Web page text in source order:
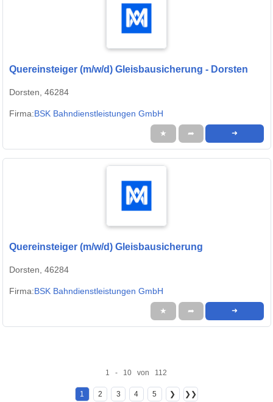
Quereinsteiger (m/w/d) Gleisbausicherung - Dorsten
Dorsten, 46284
Firma:BSK Bahndienstleistungen GmbH
★ ➦ ➜
Quereinsteiger (m/w/d) Gleisbausicherung
Dorsten, 46284
Firma:BSK Bahndienstleistungen GmbH
★ ➦ ➜
1 - 10 von 112
1 2 3 4 5 ❯ ❯❯